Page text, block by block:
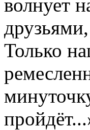
волнует
Только